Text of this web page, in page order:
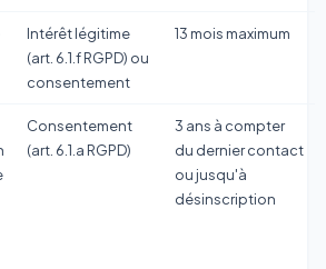
Intérêt légitime
(art. 6.1.f RGPD) ou
consentement
13 mois maximum
Consentement
(art. 6.1.a RGPD)
3 ans à compter
du dernier contact
ou jusqu'à
désinscription